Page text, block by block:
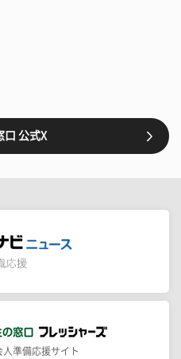
口 公式X
準備応援サイト